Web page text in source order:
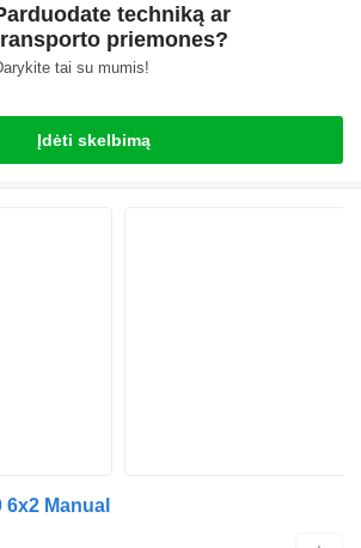
techniką ar
priemones?
tai su mumis!
Įdėti skelbimą
6x2 Manual